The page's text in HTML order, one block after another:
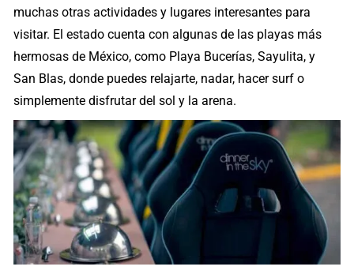
muchas otras actividades y lugares interesantes para
visitar. El estado cuenta con algunas de las playas más
hermosas de México, como Playa Bucerías, Sayulita, y
San Blas, donde puedes relajarte, nadar, hacer surf o
simplemente disfrutar del sol y la arena.